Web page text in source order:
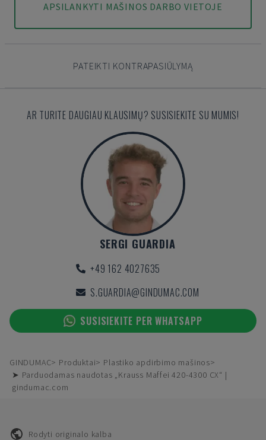
APSILANKYTI MAŠINOS DARBO VIETOJE
PATEIKTI KONTRAPASIŪLYMĄ
AR TURITE DAUGIAU KLAUSIMŲ? SUSISIEKITE SU MUMIS!
SERGI GUARDIA
+49 162 4027635
S.GUARDIA@GINDUMAC.COM
SUSISIEKITE PER WHATSAPP
GINDUMAC Produktai
Plastiko apdirbimo mašinos
➤ Parduodamas naudotas „Krauss Maffei 420-4300 CX“ |
gindumac.com
Rodyti originalo kalba